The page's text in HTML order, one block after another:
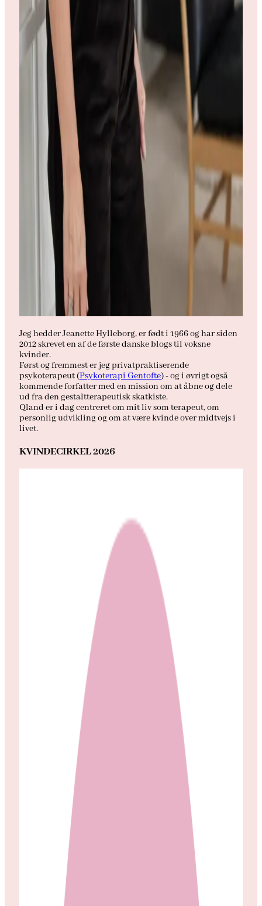
Jeg hedder Jeanette Hylleborg, er født i 1966 og har siden
2012 skrevet en af de første danske blogs til voksne
kvinder.
Først og fremmest er jeg privatpraktiserende
psykoterapeut (Psykoterapi Gentofte) - og i øvrigt også
kommende forfatter med en mission om at åbne og dele
ud fra den gestaltterapeutisk skatkiste.
Qland er i dag centreret om mit liv som terapeut, om
personlig udvikling og om at være kvinde over midtvejs i
livet.
KVINDECIRKEL 2026